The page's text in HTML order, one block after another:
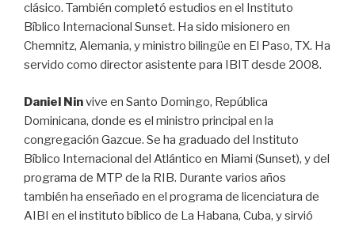
clásico. También completó estudios en el Instituto
Bíblico Internacional Sunset. Ha sido misionero en
Chemnitz, Alemania, y ministro bilingüe en El Paso, TX. Ha
servido como director asistente para IBIT desde 2008.
Daniel Ninvive en Santo Domingo, República
Dominicana, donde es el ministro principal en la
congregación Gazcue. Se ha graduado del Instituto
Bíblico Internacional del Atlántico en Miami (Sunset), y del
programa de MTP de la RIB. Durante varios años
también ha enseñado en el programa de licenciatura de
AIBI en el instituto bíblico de La Habana, Cuba, y sirvió